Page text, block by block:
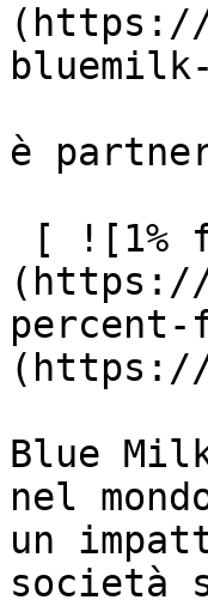
(https://
è
(https://
(https://
Blue
nel
un
società